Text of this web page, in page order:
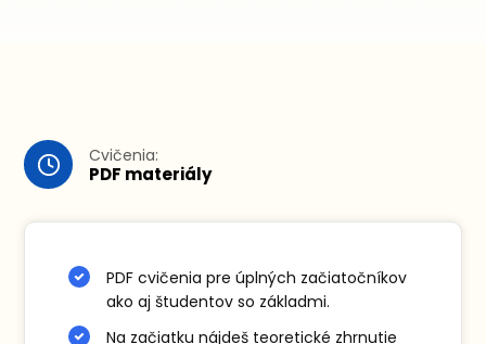
Cvičenia:
PDF materiály
PDF cvičenia pre úplných začiatočníkov
ako aj študentov so základmi.
Na začiatku nájdeš teoretické zhrnutie